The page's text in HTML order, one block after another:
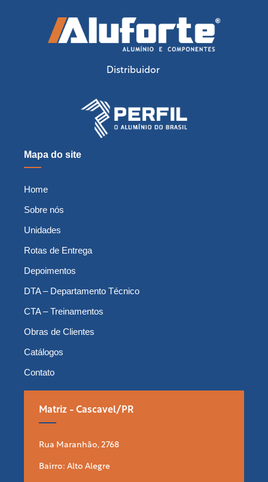
Distribuidor
Mapa do site
Home
Sobre nós
Unidades
Rotas de Entrega
Depoimentos
DTA – Departamento Técnico
CTA – Treinamentos
Obras de Clientes
Catálogos
Contato
Matriz - Cascavel/PR
Rua Maranhão, 2768
Bairro: Alto Alegre